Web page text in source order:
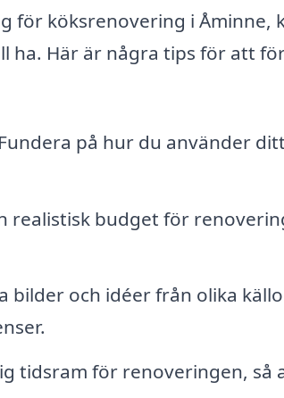
för köksrenovering i Åminne,
ha. Här är några tips för att
Fundera på hur du använder
realistisk budget för
bilder och idéer från olika
tidsram för renoveringen, så